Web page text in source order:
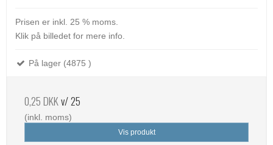
Prisen er inkl. 25 % moms.
Klik på billedet for mere info.
På lager (4875 )
0,25 DKKv/ 25
(inkl. moms)
Vis produkt